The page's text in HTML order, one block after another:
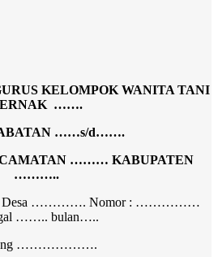
KELOMPOK WANITA TANI
…….
……s/d…….
……… KABUPATEN
………..
Desa …………. Nomor : ……………
…….. bulan…..
……………….